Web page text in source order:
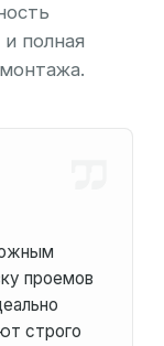
полная
проемов
строго